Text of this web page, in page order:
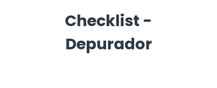
Checklist -
Depurador